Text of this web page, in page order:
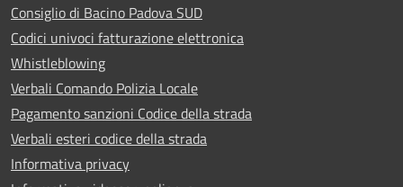
Consiglio di Bacino Padova SUD
Codici univoci fatturazione elettronica
Whistleblowing
Verbali Comando Polizia Locale
Pagamento sanzioni Codice della strada
Verbali esteri codice della strada
Informativa privacy